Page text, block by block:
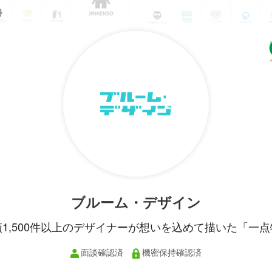
ブルーム・デザイン
件以上のデザイナーが想いを込めて描いた「一
面談確認済 機密保持確認済